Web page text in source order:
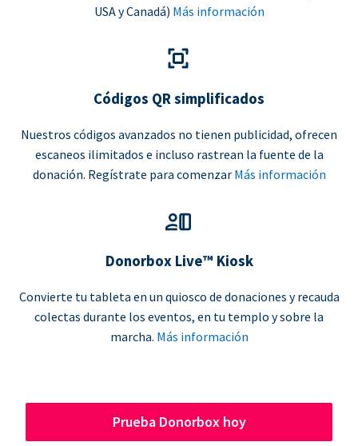
USA y Canadá) Más información
Códigos QR simplificados
Nuestros códigos avanzados no tienen publicidad, ofrecen
escaneos ilimitados e incluso rastrean la fuente de la
donación. Regístrate para comenzar Más información
Donorbox Live™ Kiosk
Convierte tu tableta en un quiosco de donaciones y recauda
colectas durante los eventos, en tu templo y sobre la
marcha. Más información
Prueba Donorbox hoy